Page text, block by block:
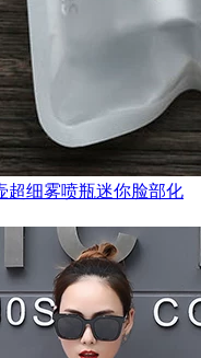
超细雾喷瓶迷你脸部化